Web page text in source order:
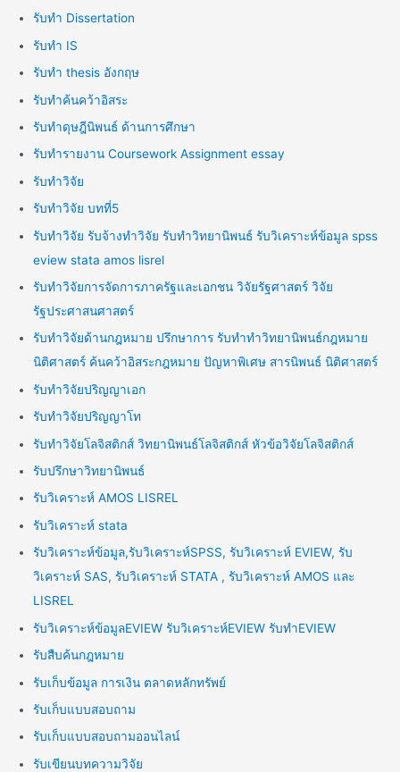
รับทำ Dissertation
รับทำ IS
รับทำ thesis อังกฤษ
รับทำค้นคว้าอิสระ
รับทำดุษฎีนิพนธ์ ด้านการศึกษา
รับทำรายงาน Coursework Assignment essay
รับทำวิจัย
รับทำวิจัย บทที่5
รับทำวิจัย รับจ้างทำวิจัย รับทำวิทยานิพนธ์ รับวิเคราะห์ข้อมูล spss
eview stata amos lisrel
รับทำวิจัยการจัดการภาครัฐและเอกชน วิจัยรัฐศาสตร์ วิจัย
รัฐประศาสนศาสตร์
รับทำวิจัยด้านกฎหมาย ปรึกษาการ รับทำทำวิทยานิพนธ์กฎหมาย
นิติศาสตร์ ค้นคว้าอิสระกฎหมาย ปัญหาพิเศษ สารนิพนธ์ นิติศาสตร์
รับทำวิจัยปริญญาเอก
รับทำวิจัยปริญญาโท
รับทำวิจัยโลจิสติกส์ วิทยานิพนธ์โลจิสติกส์ หัวข้อวิจัยโลจิสติกส์
รับปรึกษาวิทยานิพนธ์
รับวิเคราะห์ AMOS LISREL
รับวิเคราะห์ stata
รับวิเคราะห์ข้อมูล,รับวิเคราะห์SPSS, รับวิเคราะห์ EVIEW, รับ
วิเคราะห์ SAS, รับวิเคราะห์ STATA , รับวิเคราะห์ AMOS และ
LISREL
รับวิเคราะห์ข้อมูลEVIEW รับวิเคราะห์EVIEW รับทำEVIEW
รับสืบค้นกฎหมาย
รับเก็บข้อมูล การเงิน ตลาดหลักทรัพย์
รับเก็บแบบสอบถาม
รับเก็บแบบสอบถามออนไลน์
รับเขียนบทความวิจัย